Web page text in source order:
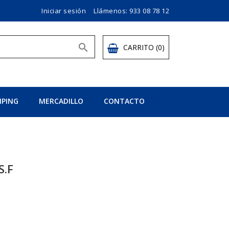
Iniciar sesión Llámenos: 933 08 78 12
CARRITO (0)

MERCADILLO CONTACTO